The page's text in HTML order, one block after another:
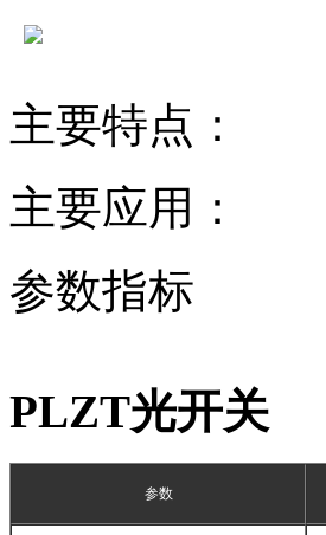
主要特点：
主要应用：
参数指标
PLZT光开关
参数